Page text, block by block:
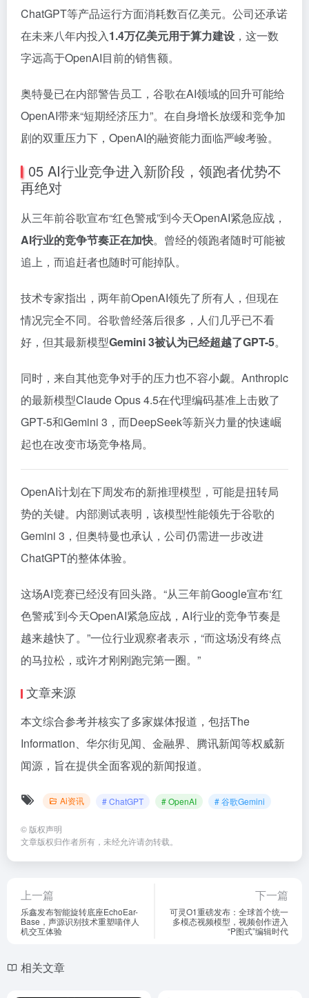
ChatGPT等产品运行方面消耗数百亿美元。公司还承诺
在未来八年内投入1.4万亿美元用于算力建设 ，这一数
字远高于OpenAI目前的销售额。
奥特曼已在内部警告员工，谷歌在AI领域的回升可能给
OpenAI带来“短期经济压力”。在自身增长放缓和竞争加
剧的双重压力下，OpenAI的融资能力面临严峻考验。
05 AI行业竞争进入新阶段，领跑者优势不
再绝对
从三年前谷歌宣布“红色警戒”到今天OpenAI紧急应战，
AI行业的竞争节奏正在加快。曾经的领跑者随时可能被
追上，而追赶者也随时可能掉队。
技术专家指出，两年前OpenAI领先了所有人，但现在
情况完全不同。谷歌曾经落后很多，人们几乎已不看
好，但其最新模型Gemini 3被认为已经超越了GPT-5。
同时，来自其他竞争对手的压力也不容小觑。Anthropic
的最新模型Claude Opus 4.5在代理编码基准上击败了
GPT-5和Gemini 3，而DeepSeek等新兴力量的快速崛
起也在改变市场竞争格局。
OpenAI计划在下周发布的新推理模型，可能是扭转局
势的关键。内部测试表明，该模型性能领先于谷歌的
Gemini 3，但奥特曼也承认，公司仍需进一步改进
ChatGPT的整体体验。
这场AI竞赛已经没有回头路。“从三年前Google宣布‘红
色警戒’到今天OpenAI紧急应战，AI行业的竞争节奏是
越来越快了。”一位行业观察者表示，“而这场没有终点
的马拉松，或许才刚刚跑完第一圈。”
文章来源
本文综合参考并核实了多家媒体报道，包括The
Information、华尔街见闻、金融界、腾讯新闻等权威新
闻源，旨在提供全面客观的新闻报道。
Ai资讯 # ChatGPT # OpenAI # 谷歌Gemini
© 版权声明
文章版权归作者所有，未经允许请勿转载。
上一篇
乐鑫发布智能旋转底座EchoEar-
Base，声源识别技术重塑喵伴人
机交互体验
下一篇
可灵O1重磅发布：全球首个统一
多模态视频模型，视频创作进入
“P图式”编辑时代
相关文章